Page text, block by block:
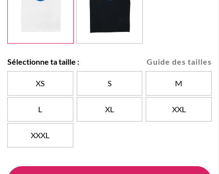
Guide des tailles
Sélectionne ta taille :
XS S M
L XL XXL
XXXL